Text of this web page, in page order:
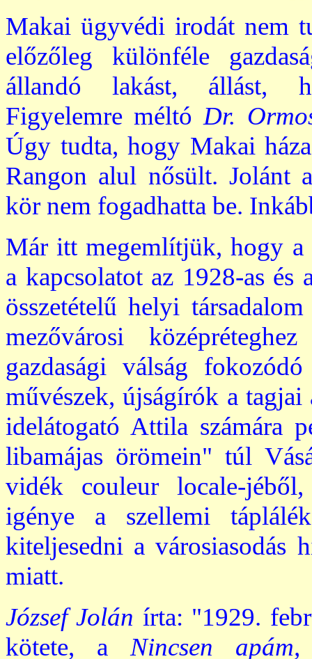
Makai ügyvédi irodát nem
előzőleg különféle
állandó lakást, állást,
Figyelemre méltó Dr.
Úgy tudta, hogy Makai
Rangon alul nősült. Jolánt
kör nem fogadhatta be.
Már itt megemlítjük, hogy a
a kapcsolatot az 1928-as és
összetételű helyi
mezővárosi
gazdasági válság
művészek, újságírók a
idelátogató Attila számára
libamájas örömein" túl
vidék couleur locale-
igénye a szellemi
kiteljesedni a városiasodás
miatt.
József Jolán írta: "1929.
kötete, a Nincsen